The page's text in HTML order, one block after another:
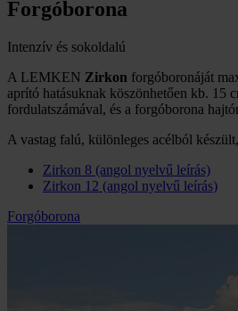
Forgóborona
Intenzív és sokoldalú
A LEMKEN Zirkon forgóboronáját
aprító hatásuknak köszönhetően kb. 15
fordulatszámával, és a forgóborona
A vastag falú, különleges acélból
Zirkon 8 (angol nyelvű leírás)
Zirkon 12 (angol nyelvű leírás)
Forgóborona